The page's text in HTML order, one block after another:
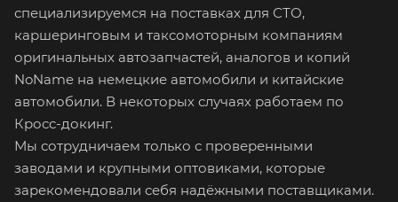
специализируемся на поставках для СТО,
каршеринговым и таксомоторным компаниям
оригинальных автозапчастей, аналогов и копий
NoName на немецкие автомобили и китайские
автомобили. В некоторых случаях работаем по
Кросс-докинг.
Мы сотрудничаем только с проверенными
заводами и крупными оптовиками, которые
зарекомендовали себя надёжными поставщиками.